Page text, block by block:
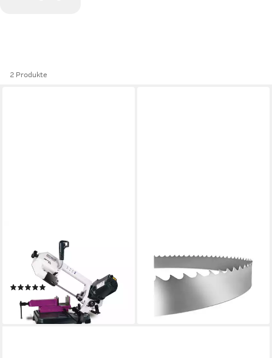
2 Produkte
Bandsäge OPTIMUM Vario
Bandsäge OPTIsaw SP13V
230V/1Ph/50Hz
(1)
ab 639,99 €
lieferbar - in 2-3 Werktagen bei dir
Sägeband SSP 13V M42 6-
10ZpZ 1440 x 13 x 0,65mm
34,27 €
lieferbar - in 3-4 Werktagen bei dir